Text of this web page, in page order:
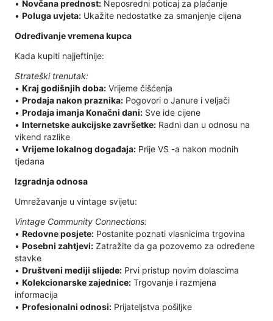
• Novčana prednost: Neposredni poticaj za plaćanje
• Poluga uvjeta: Ukažite nedostatke za smanjenje cijena
Određivanje vremena kupca
Kada kupiti najjeftinije:
Strateški trenutak:
• Kraj godišnjih doba: Vrijeme čišćenja
• Prodaja nakon praznika: Pogovori o Janure i veljači
• Prodaja imanja Konačni dani: Sve ide cijene
• Internetske aukcijske završetke: Radni dan u odnosu na
vikend razlike
• Vrijeme lokalnog događaja: Prije VS -a nakon modnih
tjedana
Izgradnja odnosa
Umrežavanje u vintage svijetu:
Vintage Community Connections:
• Redovne posjete: Postanite poznati vlasnicima trgovina
• Posebni zahtjevi: Zatražite da ga pozovemo za određene
stavke
• Društveni mediji slijede: Prvi pristup novim dolascima
• Kolekcionarske zajednice: Trgovanje i razmjena
informacija
• Profesionalni odnosi: Prijateljstva pošiljke